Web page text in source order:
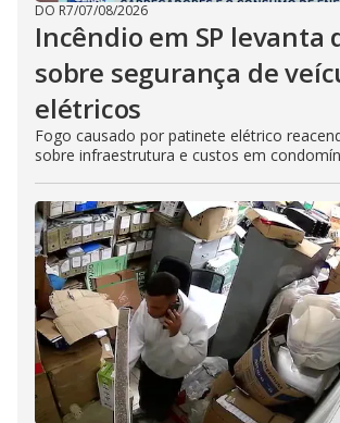
DO R7/07/08/2026
Incêndio em SP levanta
sobre segurança de
elétricos
Fogo causado por patinete elétrico
sobre infraestrutura e custos em